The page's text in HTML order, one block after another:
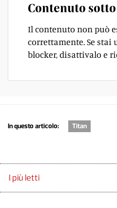
Contenuto
Il contenuto non può
correttamente. Se stai
blocker, disattivalo e
In questo articolo: Titan
I più letti